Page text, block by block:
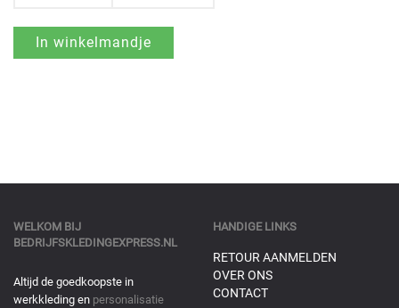
WELKOM BIJ
BEDRIJFSKLEDINGEXPRESS.NL
Altijd de goedkoopste in
werkkleding en personalisatie
HANDIGE LINKS
RETOUR AANMELDEN
OVER ONS
CONTACT